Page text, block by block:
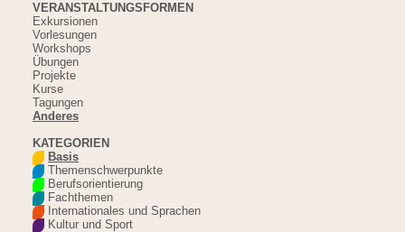
VERANSTALTUNGSFORMEN
Exkursionen
Vorlesungen
Workshops
Übungen
Projekte
Kurse
Tagungen
Anderes
KATEGORIEN
Basis
Themenschwerpunkte
Berufsorientierung
Fachthemen
Internationales und Sprachen
Kultur und Sport